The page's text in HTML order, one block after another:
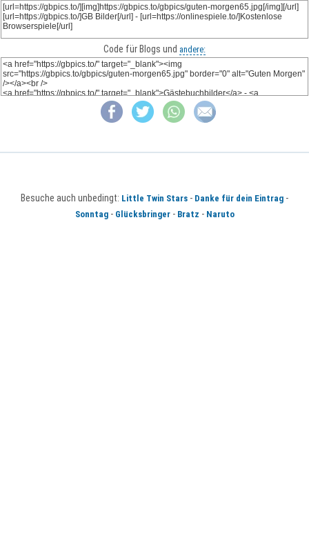
Code für Blogs und andere:
Besuche auch unbedingt: Little Twin Stars - Danke für dein Eintrag -
Sonntag- Glücksbringer- Bratz - Naruto